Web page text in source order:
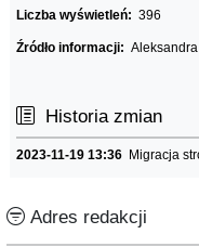
Liczba wyświetleń: 396
Źródło informacji:
Historia zmian
2023-11-19 13:36 Migracja
Adres redakcji